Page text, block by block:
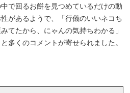
で回るお餅を見つめているだけの動
があるようで、「行儀のいいネコち
てたから、にゃんの気持ちわかる」
多くのコメントが寄せられました。